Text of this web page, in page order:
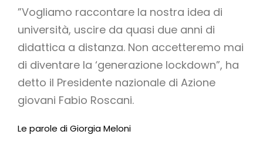
”Vogliamo raccontare la nostra idea di
università, uscire da quasi due anni di
didattica a distanza. Non accetteremo mai
di diventare la ‘generazione lockdown”, ha
detto il Presidente nazionale di Azione
giovani Fabio Roscani.
Le parole di Giorgia Meloni